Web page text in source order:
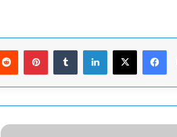
فيسبوك
‫X لينكدإن